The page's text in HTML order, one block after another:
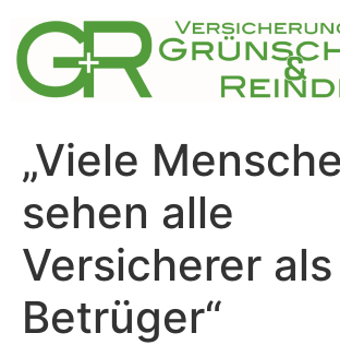
Inhalt
springen
„Viele
sehen alle
Versicherer als
Betrüger“